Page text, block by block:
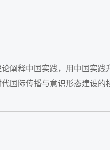
阐释中国实践，用中国实
国际传播与意识形态建设